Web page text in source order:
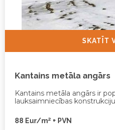
SKATĪT
Kantains metāla angārs
Kantains metāla angārs ir
lauksaimniecības
88 Eur/m2 + PVN